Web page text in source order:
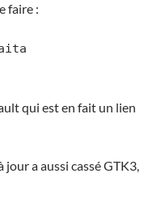
faire :
qui est en fait un lien
a aussi cassé GTK3,